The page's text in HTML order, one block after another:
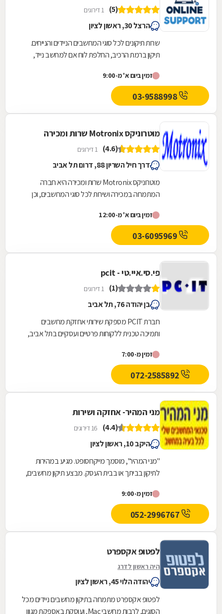
(5) 1 דירוגים
הרצל 30, ראשון לציון
שרות תיקונים לכל סוגי המחשבים הניידים והנייחים.
תיקון ברמת הרכיב, החלפת לוח אם למחשב נייד,
זמין ביום א' מ-9:00
03-9588998
מוטרוניקס Motronix שרות ומכירה
(4.6) 1 דירוגים
דרך חיל השריון 88, דרום תל אביב
מוטרוניקס Motronix שרות ומכירה היא חברה
המתמחה במכירה ושירות לכל סוגי המחשבים, וכן
ומכירה של...
זמין ביום א' מ-12:00
פי.סי.איי.טי - pcit
(1) 1 דירוגים
בן יהודה 76, תל אביב
חברת PCIT מספקת שירותי אחזקת מחשבים
ותמיכה טכנית ללקוחות פרטיים ועסקיים בתל אביב,
שירותי תמיכה...
זמין מ-7:00
מני המהיר- אחזקה ושירות
(4.4) 16 דירוגים
היקב 10, ראשון לציון
"מני המהיר", מוסמך מייקרוסופט. מגיע במהירות
לתיקון בביתך או בבית העסק. מבצע תיקון מחשבים,
זמין מ-9:00
לפטופ אקספרט
היה ראשון לדרג
יהודה הלוי 45, ראשון לציון
לפטופ אקספרט מתמחה בתיקון מחשבים ניידים מכל
הסוגים, לרבות מחשבי Mac, ועוסקת באספקת מגוון